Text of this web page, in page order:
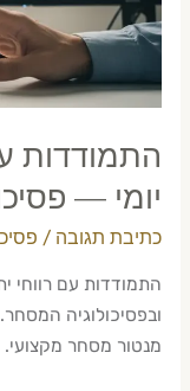
התמודדות
יומי —
כתיבת תגובה /
התמודדות עם רווחי
ובפסיכולוגיה
מנטור מסחר מקצועי.
יומי
—
פסיכולוגיה
וניהול